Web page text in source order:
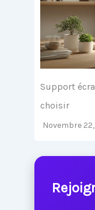
Support
choisir
Novembre